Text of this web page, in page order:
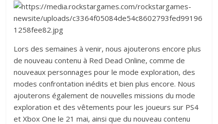
Lors des semaines à venir, nous ajouterons encore plus
de nouveau contenu à Red Dead Online, comme de
nouveaux personnages pour le mode exploration, des
modes confrontation inédits et bien plus encore. Nous
ajouterons également de nouvelles missions du mode
exploration et des vêtements pour les joueurs sur PS4
et Xbox One le 21 mai, ainsi que du nouveau contenu